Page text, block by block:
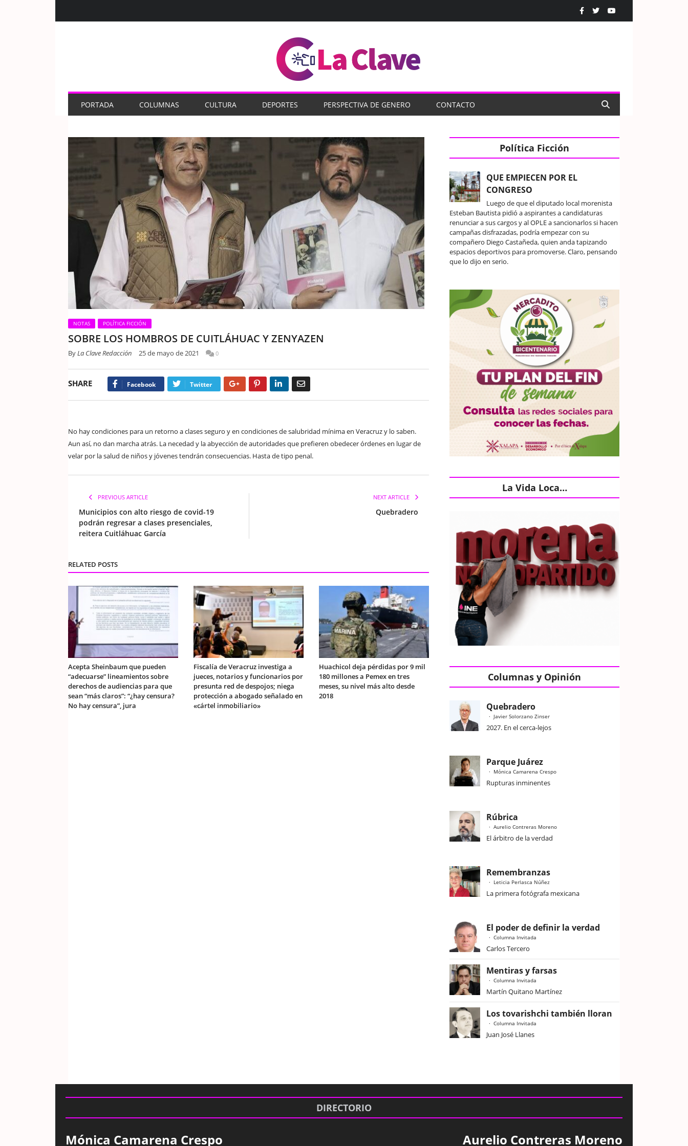
PORTADA COLUMNAS CULTURA DEPORTES PERSPECTIVA DE GENERO CONTACTO
NOTAS POLÍTICA FICCIÓN
SOBRE LOS HOMBROS DE CUITLÁHUAC Y ZENYAZEN
ByLa Clave Redacción 25 de mayo de 2021 0
SHARE Facebook Twitter Google+ Pinterest LinkedIn
No hay condiciones para un retorno a clases seguro y en condiciones de salubridad mínima en Veracruz y lo saben.
Aun así, no dan marcha atrás. La necedad y la abyección de autoridades que prefieren obedecer órdenes en lugar de
velar por la salud de niños y jóvenes tendrán consecuencias. Hasta de tipo penal.
PREVIOUS ARTICLE
Municipios con alto riesgo de covid-19
podrán regresar a clases presenciales,
reitera Cuitláhuac García
NEXT ARTICLE
Quebradero
RELATED POSTS
Acepta Sheinbaum que pueden
“adecuarse” lineamientos sobre
derechos de audiencias para que
sean “más claros”: “¿hay censura?
No hay censura”, jura
Fiscalía de Veracruz investiga a
jueces, notarios y funcionarios por
presunta red de despojos; niega
protección a abogado señalado en
«cártel inmobiliario»
Huachicol deja pérdidas por 9 mil
180 millones a Pemex en tres
meses, su nivel más alto desde
2018
Política Ficción
QUE EMPIECEN POR EL
CONGRESO
Luego de que el diputado local morenista
Esteban Bautista pidió a aspirantes a candidaturas
renunciar a sus cargos y al OPLE a sancionarlos si hacen
campañas disfrazadas, podría empezar con su
compañero Diego Castañeda, quien anda tapizando
espacios deportivos para promoverse. Claro, pensando
que lo dijo en serio.
La Vida Loca…
Columnas y Opinión
Quebradero
Javier Solorzano Zinser
2027. En el cerca-lejos
Parque Juárez
Mónica Camarena Crespo
Rupturas inminentes
Rúbrica
Aurelio Contreras Moreno
El árbitro de la verdad
Remembranzas
Leticia Perlasca Núñez
La primera fotógrafa mexicana
El poder de definir la verdad
Columna Invitada
Carlos Tercero
Mentiras y farsas
Columna Invitada
Martín Quitano Martínez
Los tovarishchi también lloran
Columna Invitada
Juan José Llanes
DIRECTORIO
Mónica Camarena Crespo Aurelio Contreras Moreno